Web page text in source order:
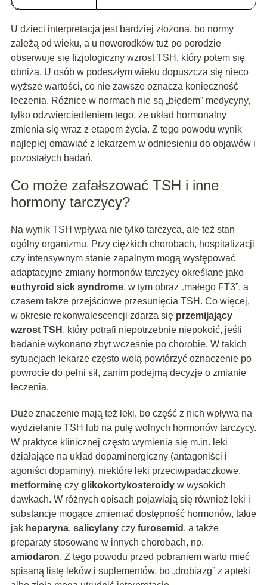
U dzieci interpretacja jest bardziej złożona, bo normy
zależą od wieku, a u noworodków tuż po porodzie
obserwuje się fizjologiczny wzrost TSH, który potem się
obniża. U osób w podeszłym wieku dopuszcza się nieco
wyższe wartości, co nie zawsze oznacza konieczność
leczenia. Różnice w normach nie są „błędem” medycyny,
tylko odzwierciedleniem tego, że układ hormonalny
zmienia się wraz z etapem życia. Z tego powodu wynik
najlepiej omawiać z lekarzem w odniesieniu do objawów i
pozostałych badań.
Co może zafałszować TSH i inne
hormony tarczycy?
Na wynik TSH wpływa nie tylko tarczyca, ale też stan
ogólny organizmu. Przy ciężkich chorobach, hospitalizacji
czy intensywnym stanie zapalnym mogą występować
adaptacyjne zmiany hormonów tarczycy określane jako
euthyroid sick syndrome, w tym obraz „małego FT3”, a
czasem także przejściowe przesunięcia TSH. Co więcej,
w okresie rekonwalescencji zdarza się przemijający
wzrost TSH , który potrafi niepotrzebnie niepokoić, jeśli
badanie wykonano zbyt wcześnie po chorobie. W takich
sytuacjach lekarze często wolą powtórzyć oznaczenie po
powrocie do pełni sił, zanim podejmą decyzje o zmianie
leczenia.
Duże znaczenie mają też leki, bo część z nich wpływa na
wydzielanie TSH lub na pulę wolnych hormonów tarczycy.
W praktyce klinicznej często wymienia się m.in. leki
działające na układ dopaminergiczny (antagoniści i
agoniści dopaminy), niektóre leki przeciwpadaczkowe,
metforminęczy glikokortykosteroidyw wysokich
dawkach. W różnych opisach pojawiają się również leki i
substancje mogące zmieniać dostępność hormonów, takie
jak heparyna, salicylanyczy furosemid , a także
preparaty stosowane w innych chorobach, np.
amiodaron. Z tego powodu przed pobraniem warto mieć
spisaną listę leków i suplementów, bo „drobiazg” z apteki